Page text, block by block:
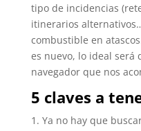
tipo de incidencias
itinerarios
combustible en
es nuevo, lo ideal será
navegador que nos
5 claves a
Ya no hay que